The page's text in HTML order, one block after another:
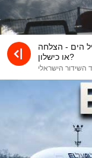
הים - הצלחה
או כישלון?
השידור הישראלי